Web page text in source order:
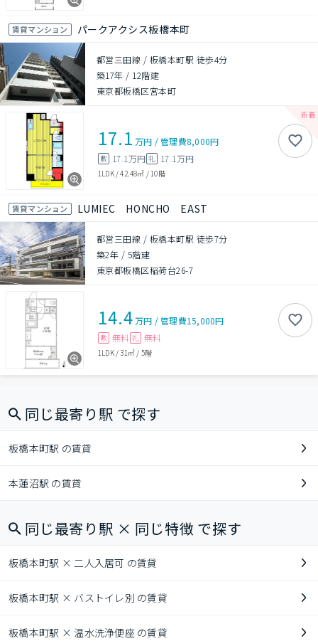
賃貸マンション パークアクシス板橋本町
都営三田線 / 板橋本町駅 徒歩4分
築17年 / 12階建
東京都板橋区宮本町
17.1 万円 /管理費8,000円
敷 17.1万円 礼 17.1万円
1LDK/42.48㎡ / 10階
賃貸マンション LUMIEC HONCHO EAST
都営三田線 / 板橋本町駅 徒歩7分
築2年 / 5階建
東京都板橋区稲荷台26-7
14.4万円 /管理費15,000円
敷 無料 礼 無料
1LDK/31㎡ / 5階
同じ最寄り駅 で探す
板橋本町駅 の賃貸
本蓮沼駅 の賃貸
同じ最寄り駅 × 同じ特徴 で探す
板橋本町駅 × 二人入居可 の賃貸
板橋本町駅 × バストイレ別 の賃貸
板橋本町駅 × 温水洗浄便座 の賃貸